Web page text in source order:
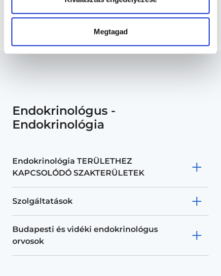
Megtagad
Endokrinológus
Endokrinológus -
Endokrinológia
Endokrinológia TERÜLETHEZ
KAPCSOLÓDÓ SZAKTERÜLETEK
Szolgáltatások
Budapesti és vidéki endokrinológus
orvosok